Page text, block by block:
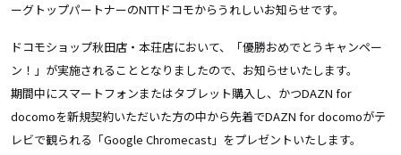
ーグトップパートナーのNTTドコモからうれしいお知らせです。
ドコモショップ秋田店・本荘店において、「優勝おめでとうキャンペー
ン！」が実施されることとなりましたので、お知らせいたします。
期間中にスマートフォンまたはタブレット購入し、かつDAZN for
docomoを新規契約いただいた方の中から先着でDAZN for docomoがテ
レビで観られる「Google Chromecast」をプレゼントいたします。